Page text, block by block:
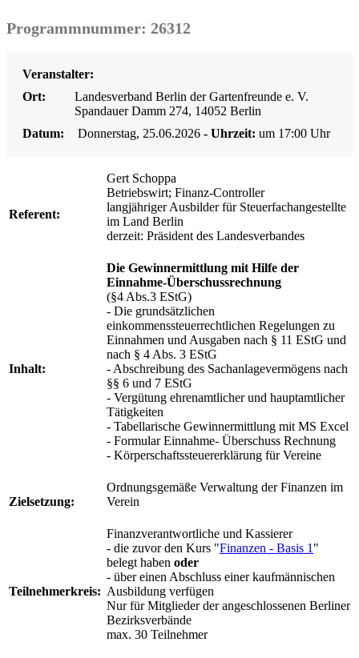
Programmnummer: 26312
Veranstalter:
Ort:
Landesverband Berlin der Gartenfreunde e. V.
Spandauer Damm 274, 14052 Berlin
Datum:
Donnerstag, 25.06.2026 - Uhrzeit: um 17:00 Uhr
Referent:
Gert Schoppa
Betriebswirt; Finanz-Controller
langjähriger Ausbilder für Steuerfachangestellte
im Land Berlin
derzeit: Präsident des Landesverbandes
Inhalt:
Die Gewinnermittlung mit Hilfe der
Einnahme-Überschussrechnung
(§4 Abs.3 EStG)
- Die grundsätzlichen
einkommenssteuerrechtlichen Regelungen zu
Einnahmen und Ausgaben nach § 11 EStG und
nach § 4 Abs. 3 EStG
- Abschreibung des Sachanlagevermögens nach
§§ 6 und 7 EStG
- Vergütung ehrenamtlicher und hauptamtlicher
Tätigkeiten
- Tabellarische Gewinnermittlung mit MS Excel
- Formular Einnahme- Überschuss Rechnung
- Körperschaftssteuererklärung für Vereine
Zielsetzung:
Ordnungsgemäße Verwaltung der Finanzen im
Verein
Teilnehmerkreis:
Finanzverantwortliche und Kassierer
- die zuvor den Kurs "Finanzen - Basis 1 "
belegt haben oder
- über einen Abschluss einer kaufmännischen
Ausbildung verfügen
Nur für Mitglieder der angeschlossenen Berliner
Bezirksverbände
max. 30 Teilnehmer